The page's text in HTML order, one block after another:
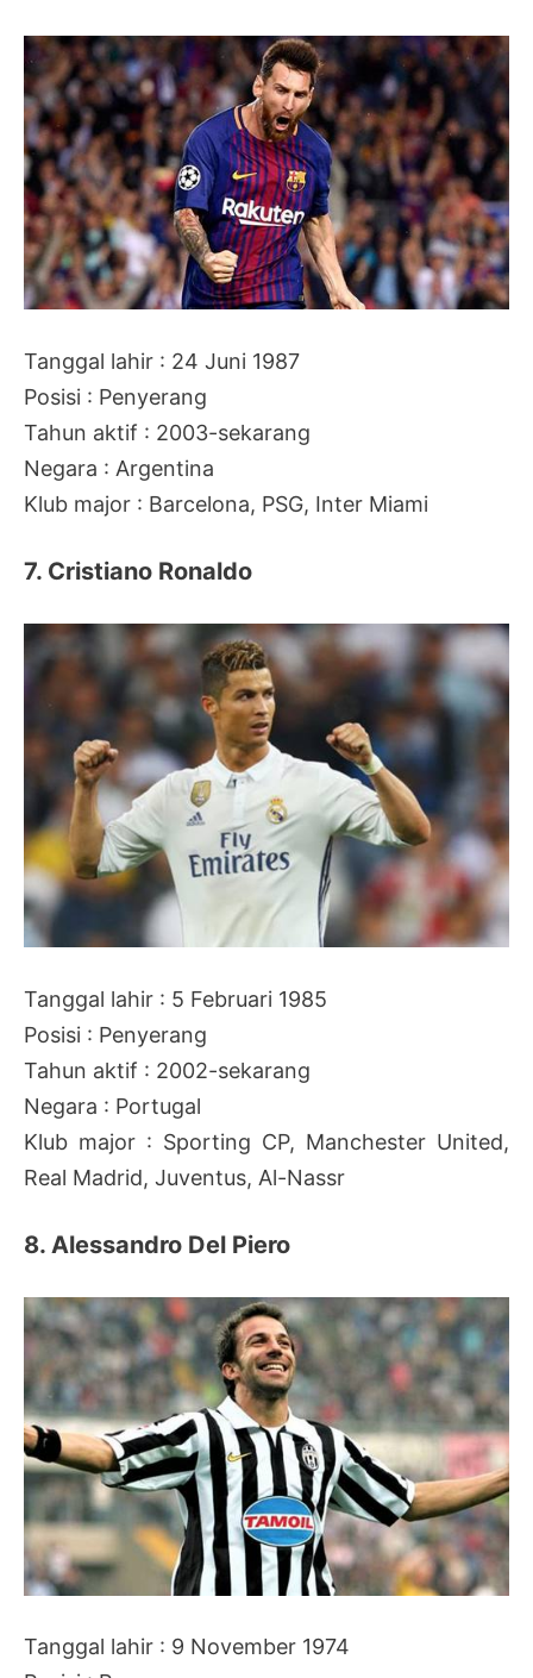
Tanggal lahir : 24 Juni 1987
Posisi : Penyerang
Tahun aktif : 2003-sekarang
Negara : Argentina
Klub major : Barcelona, PSG, Inter Miami
7. Cristiano Ronaldo
Tanggal lahir : 5 Februari 1985
Posisi : Penyerang
Tahun aktif : 2002-sekarang
Negara : Portugal
Klub major : Sporting CP, Manchester United,
Real Madrid, Juventus, Al-Nassr
8. Alessandro Del Piero
Tanggal lahir : 9 November 1974